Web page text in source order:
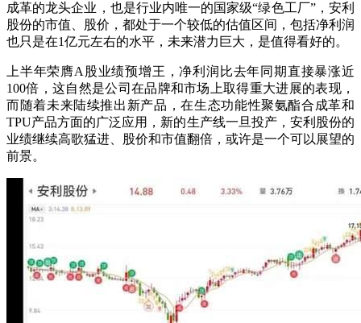
成革的龙头企业，也是行业内唯一的国家级“绿色工厂”，安利
股份的市值、股价，都处于一个较低的估值区间，包括净利润
也只是在1亿元左右的水平，未来潜力巨大，是值得看好的。
上半年荣膺A股业绩预增王，净利润比去年同期直接暴涨近
100倍，这自然是公司在品牌和市场上取得重大进展的表现，
而随着未来陆续推出新产品，在生态功能性聚氨酯合成革和
TPU产品方面的广泛应用，新的生产线一旦投产，安利股份的
业绩继续高歌猛进、股价和市值翻倍，或许是一个可以展望的
前景。